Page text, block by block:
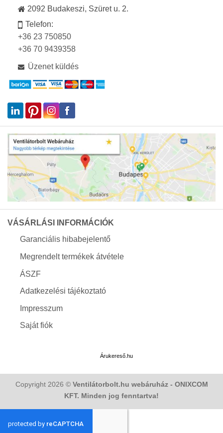
2092 Budakeszi, Szüret u. 2.
Telefon:
+36 23 750850
+36 70 9439358
Üzenet küldés
VÁSÁRLÁSI INFORMÁCIÓK
Garanciális hibabejelentő
Megrendelt termékek átvétele
ÁSZF
Adatkezelési tájékoztató
Impresszum
Saját fiók
Árukereső.hu
Copyright 2026 © Ventilátorbolt.hu webáruház - ONIXCOM
KFT. Minden jog fenntartva!